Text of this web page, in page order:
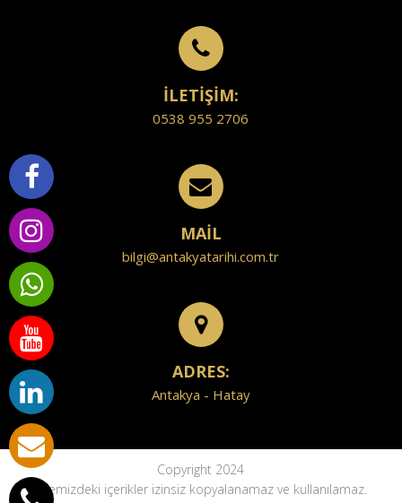
İLETİŞİM:
0538 955 2706
MAİL
bilgi@antakyatarihi.com.tr
ADRES:
Antakya - Hatay
Copyright 2024
Sitemizdeki içerikler izinsiz kopyalanamaz ve kullanılamaz.